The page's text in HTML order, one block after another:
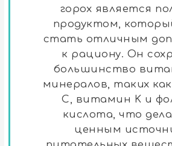
горох является
продуктом,
стать отличным
к рациону. Он
большинство
минералов, таких
C, витамин K и
кислота, что
ценным